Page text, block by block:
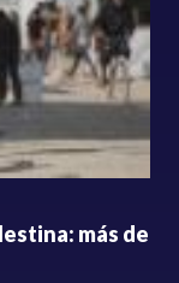
más de